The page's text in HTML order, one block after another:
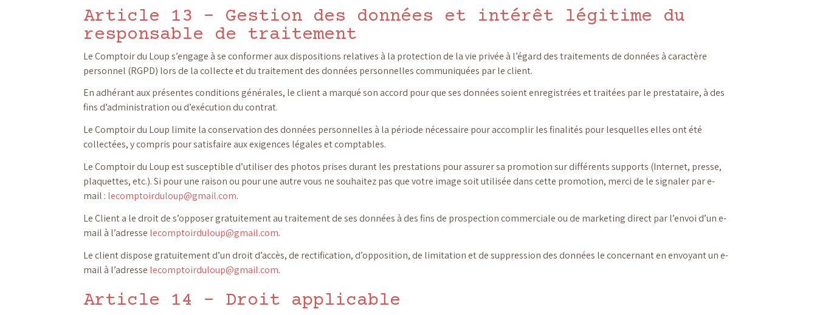
Article 13 – Gestion des données et intérêt légitime du
responsable de traitement
Le Comptoir du Loup s’engage à se conformer aux dispositions relatives à la protection de la vie privée à l’égard des traitements de données à caractère
personnel (RGPD) lors de la collecte et du traitement des données personnelles communiquées par le client.
En adhérant aux présentes conditions générales, le client a marqué son accord pour que ses données soient enregistrées et traitées par le prestataire, à des
fins d’administration ou d’exécution du contrat.
Le Comptoir du Loup limite la conservation des données personnelles à la période nécessaire pour accomplir les finalités pour lesquelles elles ont été
collectées, y compris pour satisfaire aux exigences légales et comptables.
Le Comptoir du Loup est susceptible d’utiliser des photos prises durant les prestations pour assurer sa promotion sur différents supports (Internet, presse,
plaquettes, etc.). Si pour une raison ou pour une autre vous ne souhaitez pas que votre image soit utilisée dans cette promotion, merci de le signaler par e-
mail : lecomptoirduloup@gmail.com.
Le Client a le droit de s’opposer gratuitement au traitement de ses données à des fins de prospection commerciale ou de marketing direct par l’envoi d’un e-
mail à l’adresse lecomptoirduloup@gmail.com.
Le client dispose gratuitement d’un droit d’accès, de rectification, d’opposition, de limitation et de suppression des données le concernant en envoyant un e-
mail à l’adresse lecomptoirduloup@gmail.com.
Article 14 – Droit applicable